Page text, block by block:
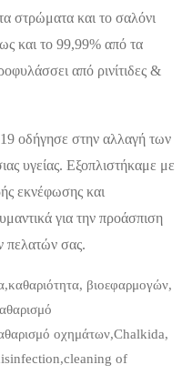
στρώματα και το σαλόνι
και το 99,99% από τα
από ρινίτιδες &
οδήγησε στην αλλαγή των
υγείας. Εξοπλιστήκαμε με
εκνέφωσης και
για την προάσπιση
πελατών σας.
βιοεφαρμογών,
οχημάτων,Chalkida,
of